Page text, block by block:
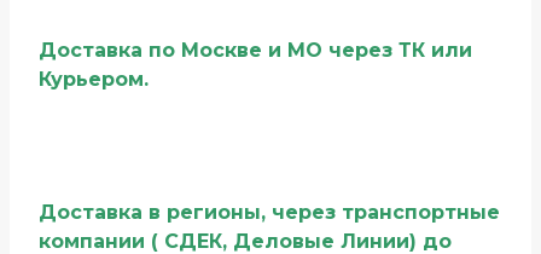
Доставка по Москве и МО через ТК или
Курьером.
Доставка в регионы, через транспортные
компании ( СДЕК, Деловые Линии) до